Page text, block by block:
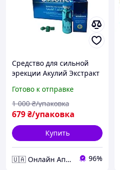
Средство для сильной
эрекции Акулий Экстракт
возбуждающие для
каменного стояка,
Безопасный препарат
для силы
Готово к отправке
679₴/упаковка
1 000 ₴/упаковка
Купить
🇺🇦 Онлайн Аптека 24/7 💙 96%